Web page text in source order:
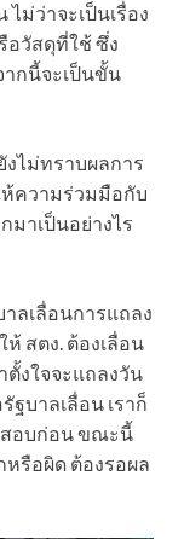
ม่ว่าจะเป็นเรื่อง
อวัสดุที่ใช้ ซึ่ง
ากนี้จะเป็นขั้น
งไม่ทราบผลการ
ห้ความร่วมมือกับ
มาเป็นอย่างไร
ลเลื่อนการแถลง
ห้ สตง. ต้องเลื่อน
ตั้งใจจะแถลงวัน
ฐบาลเลื่อน เราก็
สอบก่อน ขณะนี้
หรือผิด ต้องรอผล